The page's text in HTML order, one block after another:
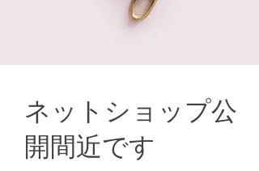
ネットショップ公
開間近です